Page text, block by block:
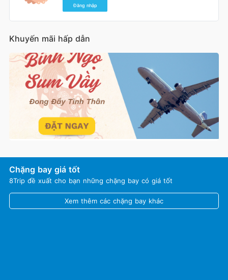
Đăng nhập
Khuyến mãi hấp dẫn
Chặng bay giá tốt
8Trip đề xuất cho bạn những chặng bay có giá tốt
Xem thêm các chặng bay khác